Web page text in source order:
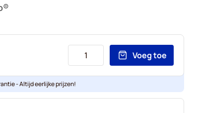
Voeg toe
- Altijd eerlijke prijzen!